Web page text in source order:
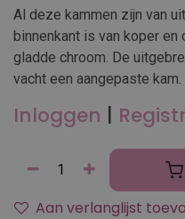
Al deze kammen zijn van
binnenkant is van koper
gladde chroom. De
vacht een aangepaste kam.
Inloggen |
Aan verlanglijst